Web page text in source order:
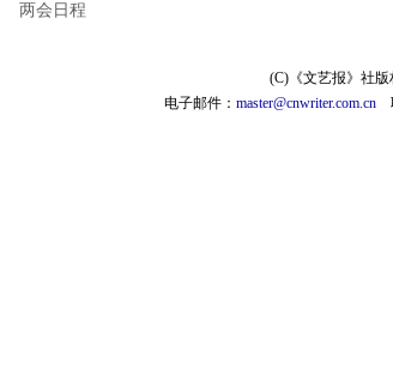
两会日程
(C)《文艺报》社
电子邮件： master@cnwriter.com.cn